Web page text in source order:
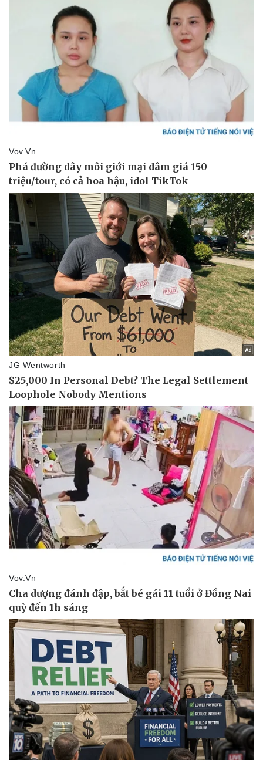
Pháp luật
Vụ án
Tin nóng
Quân sự - Quốc phòng
Vũ khí
Việt Nam
Phân tích